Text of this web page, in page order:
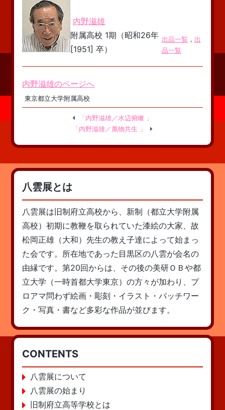
内野滋雄
附属高校 1期（昭和26年
[1951] 卒）
出品一覧 ， 出
品一覧
内野滋雄のページへ
東京都立大学附属高校
「内野滋雄／水辺俯瞰 」
「内野滋雄／萬物共生 」
八雲展とは
八雲展は旧制府立高校から、新制（都立大学附属
高校）初期に教鞭を取られていた漆絵の大家、故
松岡正雄（大和）先生の教え子達によって始まっ
た会です。所在地であった目黒区の八雲が会名の
由縁です。第20回からは、その後の美研ＯＢや都
立大学（一時首都大学東京）の方々が加わり、プ
ロアマ問わず絵画・彫刻・イラスト・パッチワー
ク・写真・書など多彩な作品が並びます。
CONTENTS
八雲展について
八雲展の始まり
旧制府立高等学校とは